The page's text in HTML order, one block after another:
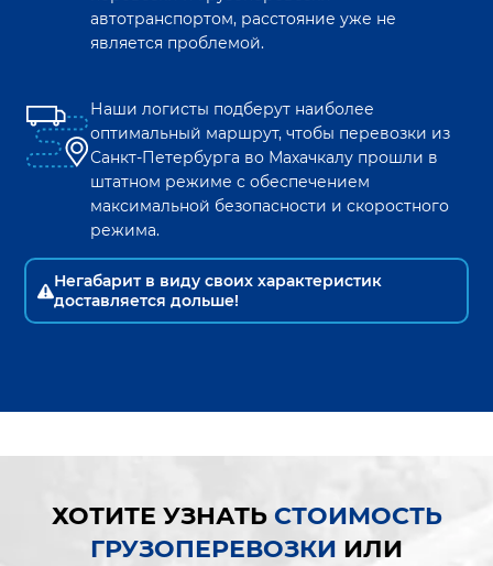
автотранспортом, расстояние уже не
является проблемой.
Наши логисты подберут наиболее
оптимальный маршрут, чтобы перевозки из
Санкт-Петербурга во Махачкалу прошли в
штатном режиме с обеспечением
максимальной безопасности и скоростного
режима.
Негабарит в виду своих характеристик
доставляется дольше!
ХОТИТЕ УЗНАТЬ СТОИМОСТЬ
ГРУЗОПЕРЕВОЗКИ ИЛИ